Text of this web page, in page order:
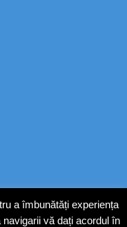
a îmbunătăți experiența
vă dați acordul în